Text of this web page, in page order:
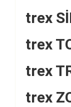
trex
trex
trex
trex